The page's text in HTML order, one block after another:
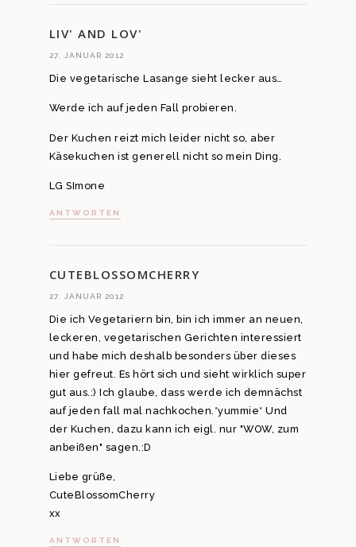
LIV' AND LOV'
27. JANUAR 2012
Die vegetarische Lasange sieht lecker aus…
Werde ich auf jeden Fall probieren.
Der Kuchen reizt mich leider nicht so, aber
Käsekuchen ist generell nicht so mein Ding.
LG SImone
ANTWORTEN
CUTEBLOSSOMCHERRY
27. JANUAR 2012
Die ich Vegetariern bin, bin ich immer an neuen,
leckeren, vegetarischen Gerichten interessiert
und habe mich deshalb besonders über dieses
hier gefreut. Es hört sich und sieht wirklich super
gut aus.:) Ich glaube, dass werde ich demnächst
auf jeden fall mal nachkochen.*yummie* Und
der Kuchen, dazu kann ich eigl. nur "WOW, zum
anbeißen" sagen.:D
Liebe grüße,
CuteBlossomCherry
xx
ANTWORTEN